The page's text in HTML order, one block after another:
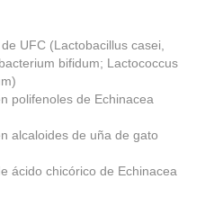
UFC (Lactobacillus casei,
bifidum; Lactococcus
polifenoles de Echinacea
alcaloides de uña de gato
ácido chicórico de Echinacea